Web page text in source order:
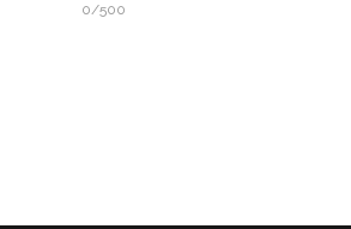
0/500